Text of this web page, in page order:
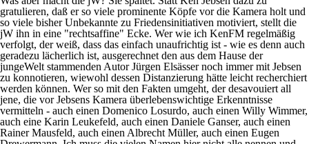
gratulieren, daß er so viele prominente Köpfe vor die Kamera holt und
so viele bisher Unbekannte zu Friedensinitiativen motiviert, stellt die
jW ihn in eine "rechtsaffine" Ecke. Wer wie ich KenFM regelmäßig
verfolgt, der weiß, dass das einfach unaufrichtig ist - wie es denn auch
geradezu lächerlich ist, ausgerechnet den aus dem Hause der
jungeWelt stammenden Autor Jürgen Elsässer noch immer mit Jebsen
zu konnotieren, wiewohl dessen Distanzierung hätte leicht recherchiert
werden können. Wer so mit den Fakten umgeht, der desavouiert all
jene, die vor Jebsens Kamera überlebenswichtige Erkenntnisse
vermitteln - auch einen Domenico Losurdo, auch einen Willy Wimmer,
auch eine Karin Leukefeld, auch einen Daniele Ganser, auch einen
Rainer Mausfeld, auch einen Albrecht Müller, auch einen Eugen